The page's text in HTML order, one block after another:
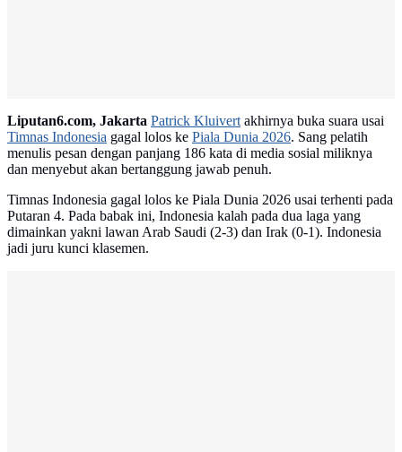
Liputan6.com, Jakarta Patrick Kluivertakhirnya buka suara usai
Timnas Indonesia gagal lolos ke Piala Dunia 2026. Sang pelatih
menulis pesan dengan panjang 186 kata di media sosial miliknya
dan menyebut akan bertanggung jawab penuh.
Timnas Indonesia gagal lolos ke Piala Dunia 2026 usai terhenti pada
Putaran 4. Pada babak ini, Indonesia kalah pada dua laga yang
dimainkan yakni lawan Arab Saudi (2-3) dan Irak (0-1). Indonesia
jadi juru kunci klasemen.